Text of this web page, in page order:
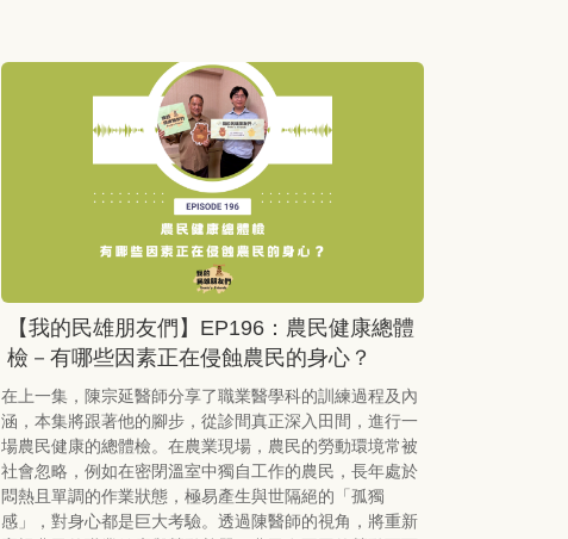
【我的民雄朋友們】EP196：農民健康總體
檢－有哪些因素正在侵蝕農民的身心？
在上一集，陳宗延醫師分享了職業醫學科的訓練過程及內
涵，本集將跟著他的腳步，從診間真正深入田間，進行一
場農民健康的總體檢。在農業現場，農民的勞動環境常被
社會忽略，例如在密閉溫室中獨自工作的農民，長年處於
悶熱且單調的作業狀態，極易產生與世隔絕的「孤獨
感」，對身心都是巨大考驗。透過陳醫師的視角，將重新